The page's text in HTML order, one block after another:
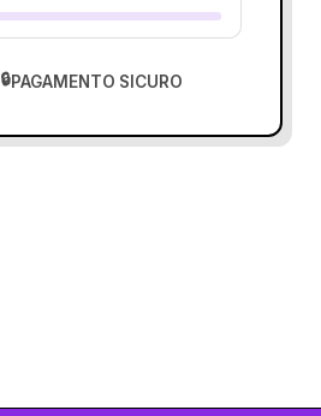
🔒PAGAMENTO SICURO